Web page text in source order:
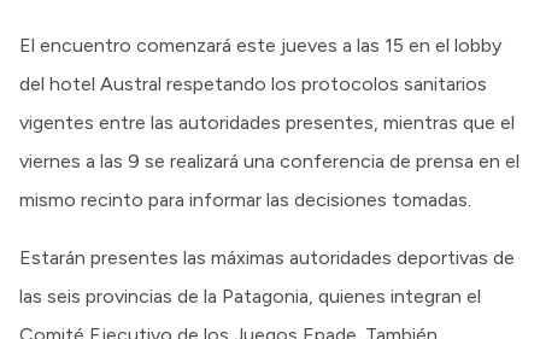
El encuentro comenzará este jueves a las 15 en el lobby
del hotel Austral respetando los protocolos sanitarios
vigentes entre las autoridades presentes, mientras que el
viernes a las 9 se realizará una conferencia de prensa en el
mismo recinto para informar las decisiones tomadas.
Estarán presentes las máximas autoridades deportivas de
las seis provincias de la Patagonia, quienes integran el
Comité Ejecutivo de los Juegos Epade. También